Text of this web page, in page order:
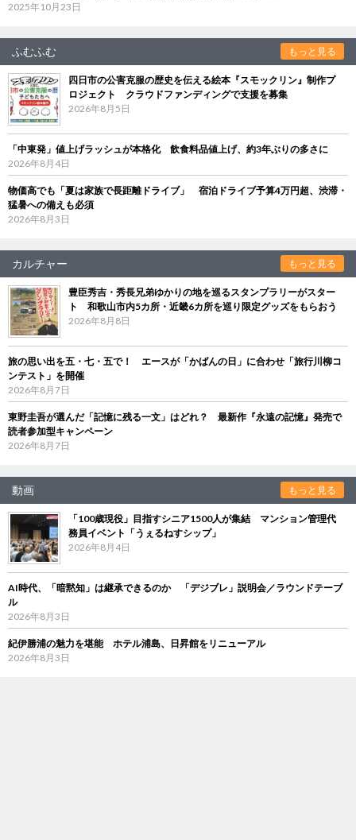
2025年10月23日
ふむふむ もっと見る
四日市の公害克服の歴史を伝える絵本『スモックリン』制作プ
ロジェクト クラウドファンディングで支援を募集
2026年8月5日
「中東発」値上げラッシュが本格化 飲食料品値上げ、約3年ぶりの多さに
2026年8月4日
物価高でも「夏は家族で長距離ドライブ」 宿泊ドライブ予算4万円超、渋滞・
猛暑への備えも必須
2026年8月3日
カルチャー もっと見る
豊臣秀吉・秀長兄弟ゆかりの地を巡るスタンプラリーがスター
ト 和歌山市内5カ所・近畿6カ所を巡り限定グッズをもらおう
2026年8月8日
旅の思い出を五・七・五で！ エースが「かばんの日」に合わせ「旅行川柳コ
ンテスト」を開催
2026年8月7日
東野圭吾が選んだ「記憶に残る一文」はどれ？ 最新作『永遠の記憶』発売で
読者参加型キャンペーン
2026年8月7日
動画 もっと見る
「100歳現役」目指すシニア1500人が集結 マンション管理代
務員イベント「うぇるねすシップ」
2026年8月4日
AI時代、「暗黙知」は継承できるのか 「デジブレ」説明会／ラウンドテーブ
ル
2026年8月3日
紀伊勝浦の魅力を堪能 ホテル浦島、日昇館をリニューアル
2026年8月3日